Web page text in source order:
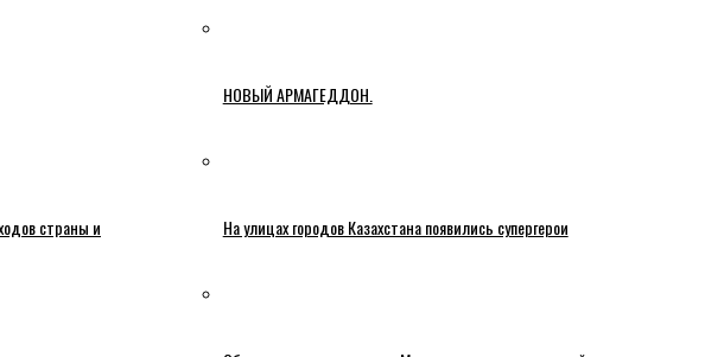
страны и
НОВЫЙ АРМАГЕДДОН.
На улицах городов Казахстана появились супергерои